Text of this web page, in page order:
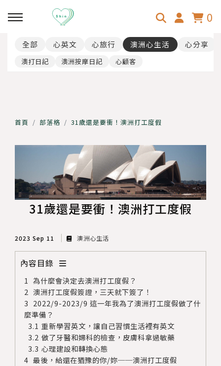
0
回主選單
回主選單
日本-北海道
回主選單
行李、找工、找房
澳洲按摩師事前準備、面試分
全部 心英文 心旅行 澳洲心生活 心分享
澳打日記 澳洲按摩日記 心顧客
首頁 部落格 31歲還是要衝！澳洲打工度假
31歲還是要衝！澳洲打工度假
2023 Sep 11 澳洲心生活
內容目錄
為什麼會決定去澳洲打工度假？
澳洲打工度假簽證，三天就下簽了！
2022/9-2023/9 這一年我為了澳洲打工度假做了什
麼準備？
重新學習英文，讓自己習慣生活裡有英文
做了牙醫和婦科的檢查，皮膚科拿過敏藥
心理建設和轉換心態
最後，給還在猶豫的你/妳──澳洲打工度假